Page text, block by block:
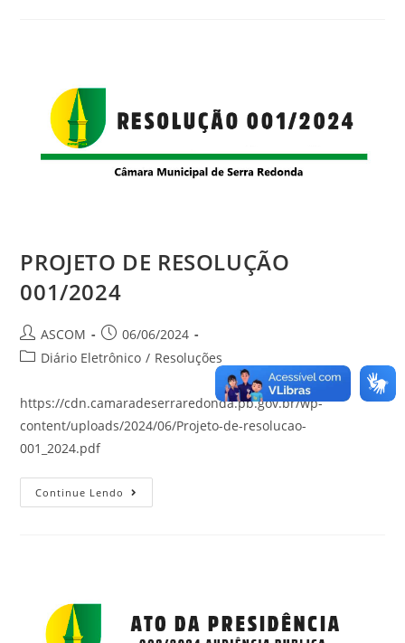
PROJETO DE RESOLUÇÃO
001/2024
ASCOM
06/06/2024
Diário Eletrônico / Resoluções
https://cdn.camaradeserraredonda.pb.gov.br/wp-
content/uploads/2024/06/Projeto-de-resolucao-
001_2024.pdf
Continue Lendo